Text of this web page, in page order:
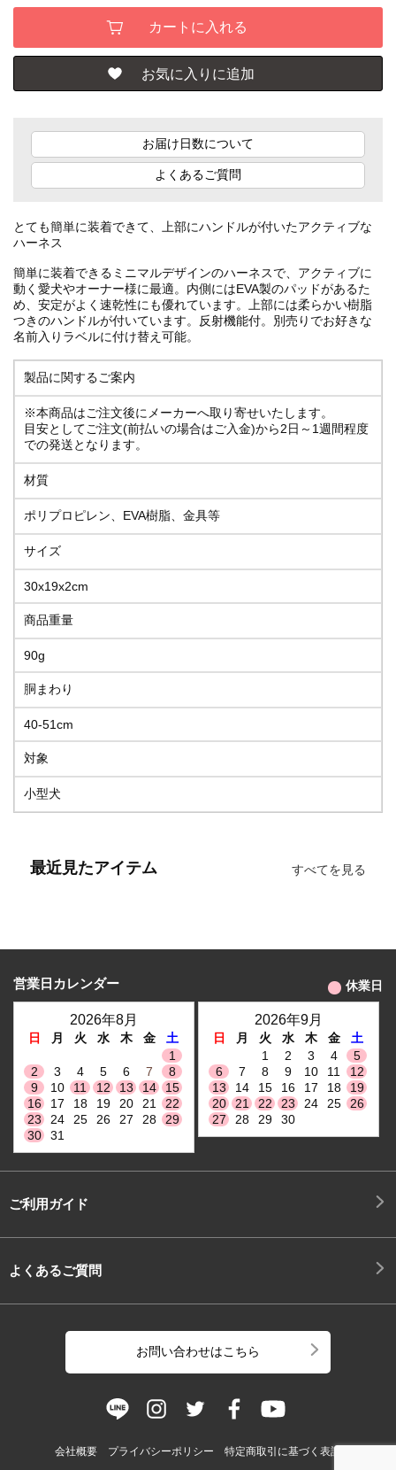
お届け日数について
よくあるご質問
とても簡単に装着できて、上部にハンドルが付いたアクティブな
ハーネス
簡単に装着できるミニマルデザインのハーネスで、アクティブに
動く愛犬やオーナー様に最適。内側にはEVA製のパッドがあるた
め、安定がよく速乾性にも優れています。上部には柔らかい樹脂
つきのハンドルが付いています。反射機能付。別売りでお好きな
名前入りラベルに付け替え可能。
製品に関するご案内
※本商品はご注文後にメーカーへ取り寄せいたします。
目安としてご注文(前払いの場合はご入金)から2日～1週間程度
での発送となります。
材質
ポリプロピレン、EVA樹脂、金具等
サイズ
30x19x2cm
商品重量
90g
胴まわり
40-51cm
対象
小型犬
最近見たアイテム すべてを見る
営業日カレンダー 休業日
2026年8月
日 月 火 水 木 金
土
1
2
3 4 5 6 7
8
9
10 11 12 13 14
15
16
17 18 19 20 21
22
23
24 25 26 27 28
29
30
31
2026年9月
日 月 火 水 木 金
土
1
2 3 4
5
6
7 8 9 10 11
12
13
14 15 16 17 18
19
20
21 22 23 24 25
26
27
28 29 30
ご利用ガイド
よくあるご質問
お問い合わせはこちら
会社概要 プライバシーポリシー 特定商取引に基づく表記